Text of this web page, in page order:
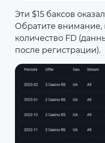
Эти $15 баксов
Обратите внимание,
количество FD
после регистрации).